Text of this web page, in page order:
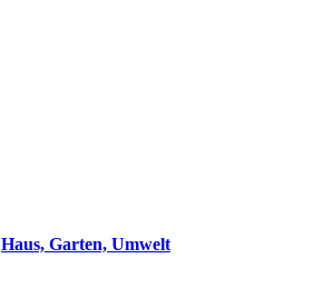
Haus, Garten, Umwelt